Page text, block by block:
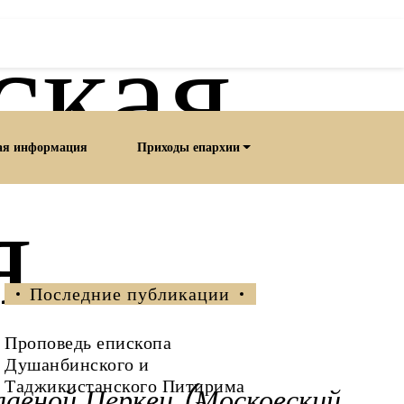
информация Приходы епархии
Последние публикации
Проповедь епископа
Душанбинского и
Таджикистанского Питирима